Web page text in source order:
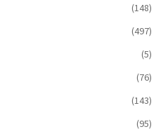
(148)
(497)
(5)
(76)
(143)
(95)